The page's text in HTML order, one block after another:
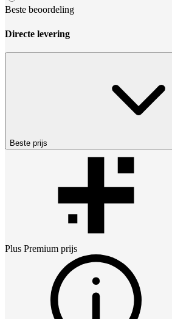
Beste beoordeling
Directe levering
Beste prijs
Plus Premium prijs